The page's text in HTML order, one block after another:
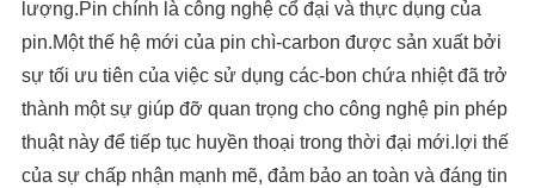
lượng.Pin chính là công nghệ cổ đại và thực dụng của
pin.Một thế hệ mới của pin chì-carbon được sản xuất bởi
sự tối ưu tiên của việc sử dụng các-bon chứa nhiệt đã trở
thành một sự giúp đỡ quan trọng cho công nghệ pin phép
thuật này để tiếp tục huyền thoại trong thời đại mới.lợi thế
của sự chấp nhận mạnh mẽ, đảm bảo an toàn và đáng tin